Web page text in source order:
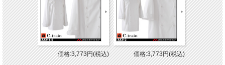
価格:3,773円(税込) 価格:3,773円(税込)